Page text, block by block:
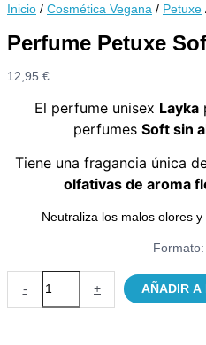
Inicio / Cosmética Vegana / Petuxe
Perfume Petuxe
12,95 €
El perfume unisex Layka
perfumes Soft sin
Tiene una fragancia única
olfativas de aroma
Neutraliza los malos olores
Formato:
-
Petuxe
+ AÑADIR A